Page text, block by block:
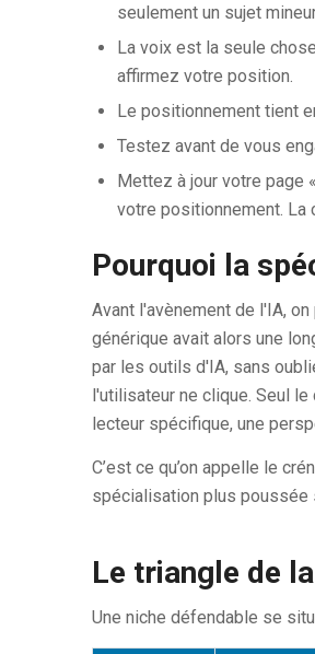
seulement un sujet
La voix est la seule
affirmez votre position.
Le positionnement tient
Testez avant de vous
Mettez à jour votre page
votre positionnement. La
Pourquoi la
Avant l'avènement de l'IA,
générique avait alors une
par les outils d'IA, sans
l'utilisateur ne clique. Seul
lecteur spécifique, une
C’est ce qu’on appelle le
spécialisation plus poussée
Le triangle de
Une niche défendable se